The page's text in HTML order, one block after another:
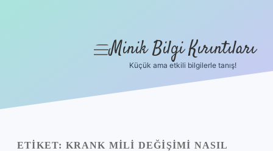
Yasal Uyarı
menüyü
Minik Bilgi Kırıntıları
Küçük ama etkili bilgilerle tanış!
ETIKET: KRANK MILI DEĞIŞIMI NASIL